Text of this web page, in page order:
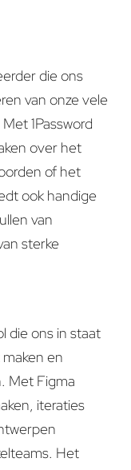
die ons
van onze vele
1Password
over het
of het
ook handige
van
sterke
die ons in staat
en
Met Figma
iteraties
Het